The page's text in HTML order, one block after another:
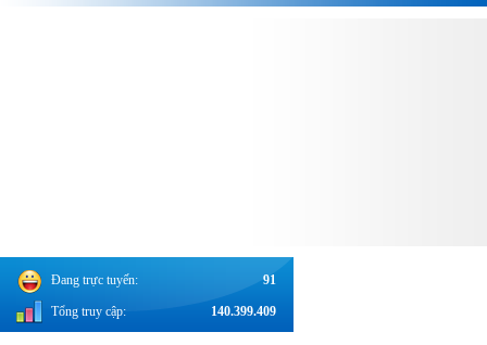
Đang trực tuyến: 91
Tổng truy cập: 140.399.409